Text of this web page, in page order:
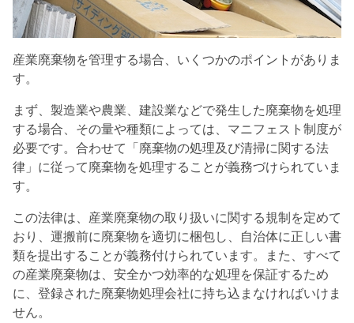
産業廃棄物を管理する場合、いくつかのポイントがありま
す。
まず、製造業や農業、建設業などで発生した廃棄物を処理
する場合、その量や種類によっては、マニフェスト制度が
必要です。合わせて「廃棄物の処理及び清掃に関する法
律」に従って廃棄物を処理することが義務づけられていま
す。
この法律は、産業廃棄物の取り扱いに関する規制を定めて
おり、運搬前に廃棄物を適切に梱包し、自治体に正しい書
類を提出することが義務付けられています。また、すべて
の産業廃棄物は、安全かつ効率的な処理を保証するため
に、登録された廃棄物処理会社に持ち込まなければいけま
せん。